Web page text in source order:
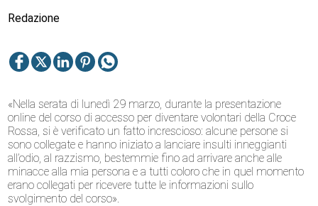
Redazione
«Nella serata di lunedì 29 marzo, durante la presentazione
online del corso di accesso per diventare volontari della Croce
Rossa, si è verificato un fatto increscioso: alcune persone si
sono collegate e hanno iniziato a lanciare insulti inneggianti
all’odio, al razzismo, bestemmie fino ad arrivare anche alle
minacce alla mia persona e a tutti coloro che in quel momento
erano collegati per ricevere tutte le informazioni sullo
svolgimento del corso».